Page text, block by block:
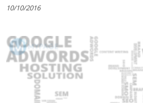
10/10/2016